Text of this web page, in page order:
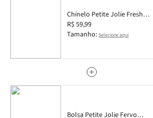
Chinelo Petite Jolie Fresh
Preto/Pet Lovers 17 PJ6969
33-4
R$ 59,99
Tamanho: Selecione aqui
Bolsa Petite Jolie Fervo